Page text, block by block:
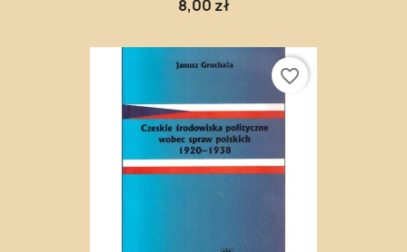
8,00 zł
favorite_border